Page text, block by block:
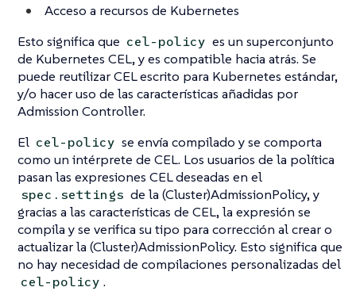
Acceso a recursos de Kubernetes
Esto significa que cel-policy es un superconjunto
de Kubernetes CEL, y es compatible hacia atrás. Se
puede reutilizar CEL escrito para Kubernetes estándar,
y/o hacer uso de las características añadidas por
Admission Controller.
El cel-policy se envía compilado y se comporta
como un intérprete de CEL. Los usuarios de la política
pasan las expresiones CEL deseadas en el
spec.settings de la (Cluster)AdmissionPolicy, y
gracias a las características de CEL, la expresión se
compila y se verifica su tipo para corrección al crear o
actualizar la (Cluster)AdmissionPolicy. Esto significa que
no hay necesidad de compilaciones personalizadas del
cel-policy .